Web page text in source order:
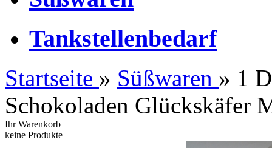
Tankstellenbedarf
Startseite » Süßwaren » 1
Schokoladen Glückskäfer
Ihr Warenkorb
keine Produkte